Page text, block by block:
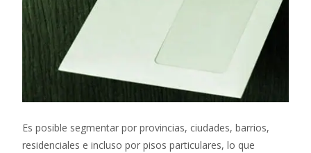
Es posible segmentar por provincias, ciudades, barrios,
residenciales e incluso por pisos particulares, lo que